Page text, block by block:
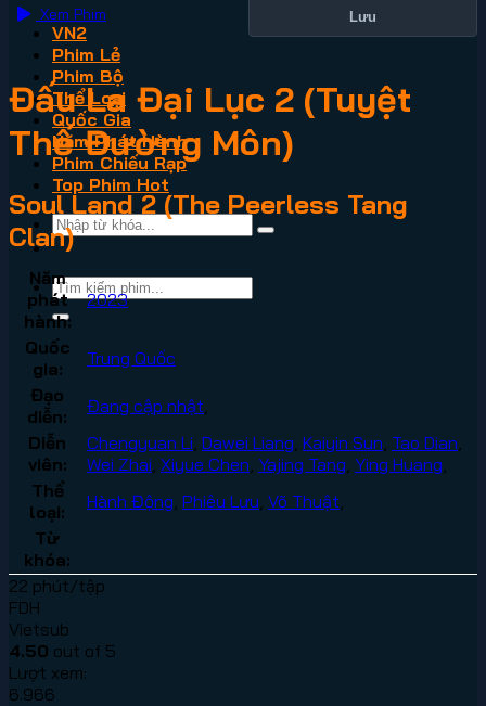
VN2
Phim Lẻ
Phim Bộ
Thể Loại
Quốc Gia
Năm Phát Hành
Phim Chiếu Rạp
Top Phim Hot
Xem Phim Lưu
Đấu La Đại Lục 2 (Tuyệt
Thế Đường Môn)
Soul Land 2 (The Peerless Tang
Clan)
Năm
phát
hành:
2023
Quốc
gia:
Trung Quốc
Đạo
diễn:
Đang cập nhật
Diễn
viên:
Chengyuan Li Dawei Liang Kaiyin Sun Tao Dian
Wei Zhai Xiyue Chen Yajing Tang Ying Huang
Thể
loại:
Hành Động Phiêu Lưu Võ Thuật
Từ
khóa:
22 phút/tập
FDH
Vietsub
4.50 out of 5
Lượt xem:
6.966